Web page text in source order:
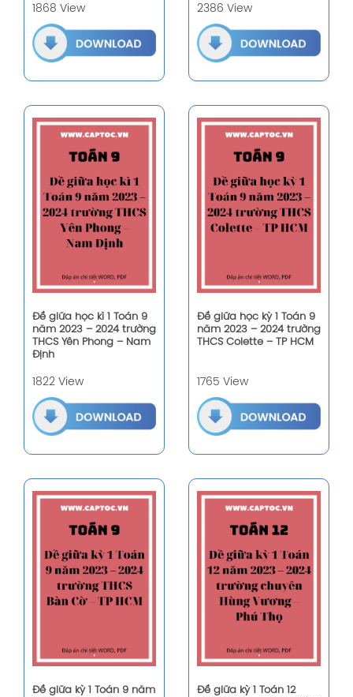
1868 View 2386 View
Đề giữa học kì 1 Toán 9
năm 2023 – 2024 trường
THCS Yên Phong – Nam
Định
1822 View
Đề giữa học kỳ 1 Toán 9
năm 2023 – 2024 trường
THCS Colette – TP HCM
1765 View
Đề giữa kỳ 1 Toán 9 năm
Đề giữa kỳ 1 Toán 12